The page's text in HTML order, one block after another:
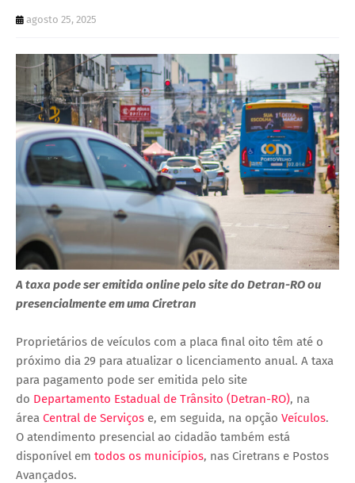
agosto 25, 2025
A taxa pode ser emitida online pelo site do Detran-RO ou
presencialmente em uma Ciretran
Proprietários de veículos com a placa final oito têm até o
próximo dia 29 para atualizar o licenciamento anual. A taxa
para pagamento pode ser emitida pelo site
do Departamento Estadual de Trânsito (Detran-RO), na
área Central de Serviços e, em seguida, na opção Veículos.
O atendimento presencial ao cidadão também está
disponível em todos os municípios, nas Ciretrans e Postos
Avançados.